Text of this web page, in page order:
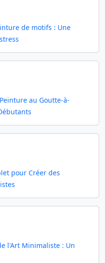
de motifs : Une
au Goutte-à-
pour Créer des
l'Art Minimaliste : Un